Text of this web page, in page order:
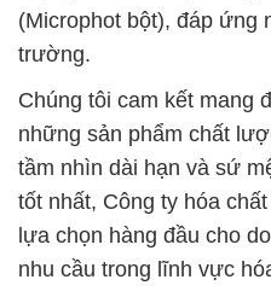
(Microphot bột), đáp ứng
trường.
Chúng tôi cam kết mang
những sản phẩm chất
tầm nhìn dài hạn và sứ
tốt nhất, Công ty hóa
lựa chọn hàng đầu cho
nhu cầu trong lĩnh vực